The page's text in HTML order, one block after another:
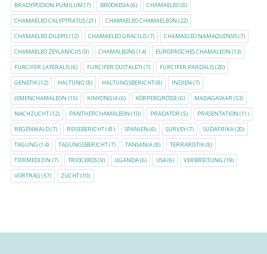
BRADYPODION PUMILUM (7) BROOKESIA(6) CHAMAELEO(8)
CHAMAELEO CALYPTRATUS(21) CHAMAELEO CHAMAELEON (22)
CHAMAELEO DILEPIS(12) CHAMAELEO GRACILIS(7) CHAMAELEO NAMAQUENSIS(7)
CHAMAELEO ZEYLANICUS(9) CHAMÄLEONS(14) EUROPÄISCHES CHAMÄLEON (13)
FURCIFER LATERALIS(6) FURCIFER OUSTALETI (7) FURCIFER PARDALIS(20)
GENETIK(12) HALTUNG (8) HALTUNGSBERICHT(8) INDIEN (7)
JEMENCHAMÄLEON (15) KINYONGIA(6) KÖRPERGRÖSSE (6) MADAGASKAR(53)
NACHZUCHT(12) PANTHERCHAMÄLEON (10) PRÄDATOR(5) PRÄSENTATION (11)
REGENWALD(7) REISEBERICHT(41) SPANIEN (6) SURVEY(7) SÜDAFRIKA(20)
TAGUNG (14) TAGUNGSBERICHT(7) TANSANIA(8) TERRARISTIK(8)
TIERMEDIZIN (7) TRIOCEROS(9) UGANDA(6) USA(6) VERBREITUNG (19)
VORTRAG (57) ZUCHT(10)